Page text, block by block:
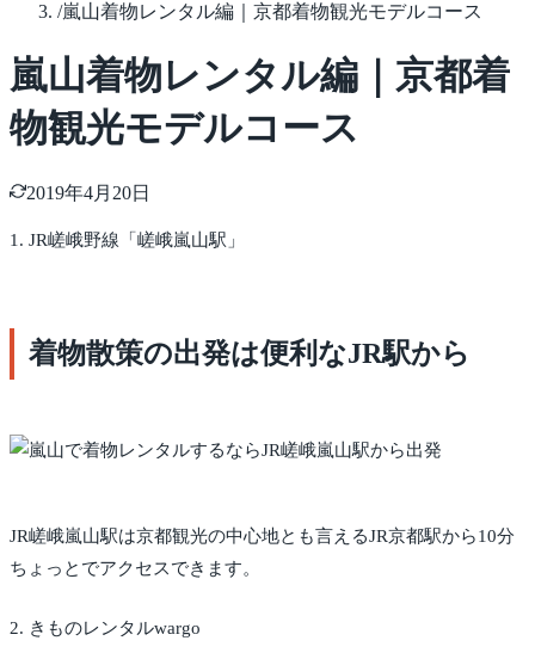
/嵐山着物レンタル編｜京都着物観光モデルコース
嵐山着物レンタル編｜京都着
物観光モデルコース
2019年4月20日
1. JR嵯峨野線「嵯峨嵐山駅」
着物散策の出発は便利なJR駅から
JR嵯峨嵐山駅は京都観光の中心地とも言えるJR京都駅から10分
ちょっとでアクセスできます。
2. きものレンタルwargo